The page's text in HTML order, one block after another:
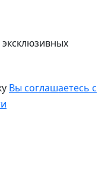
Вы соглашаетесь с